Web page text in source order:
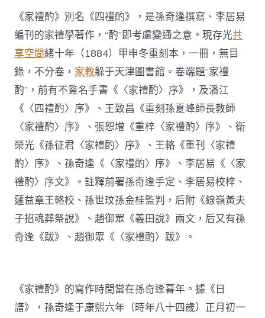
《家禮酌》別名《四禮酌》，是孫奇逢撰寫、李居易
編刊的家禮學著作，“酌”即考慮變通之意。現存光共
享空間緒十年（1884）甲申冬重刻本，一冊，無目
錄，不分卷， 家教躲于天津圖書館。卷端題“家禮
酌”，前有不簽名手書《〈家禮酌〉序》，及潘江
《〈四禮酌〉序》、王致昌《重刻孫夏峰師長教師
〈家禮酌〉序》、張恕增《重梓〈家禮酌〉序》、衛
榮光《孫征君〈家禮酌〉序》、王輅《重刊〈家禮
酌〉序》、孫奇逢《〈家禮酌〉序》、李居易《〈家
禮酌〉序文》。註釋前署孫奇逢手定、李居易校梓、
蘧益章王輅校、孫世玟孫金桂監判，后附《線嶺黃夫
子招魂葬祭說》、趙御眾《義田說》兩文，后又有孫
奇逢《跋》、趙御眾《〈家禮酌〉跋》。
《家禮酌》的寫作時間當在孫奇逢暮年。據《日
譜》，孫奇逢于康熙六年（時年八十四歲）正月初一